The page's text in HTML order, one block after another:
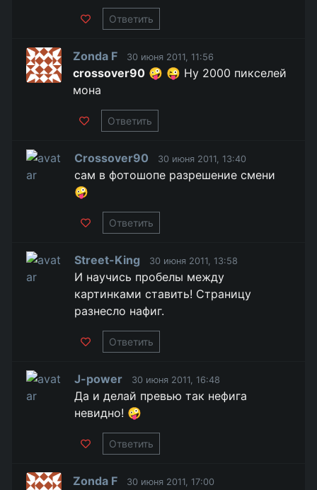
Ответить
Zonda F 30 июня 2011, 11:56
crossover90 🤪 😜 Ну 2000 пикселей
мона
Ответить
Crossover90 30 июня 2011, 13:40
сам в фотошопе разрешение смени
🤪
Ответить
Street-King 30 июня 2011, 13:58
И научись пробелы между
картинками ставить! Страницу
разнесло нафиг.
Ответить
J-power 30 июня 2011, 16:48
Да и делай превью так нефига
невидно! 🤪
Ответить
Zonda F 30 июня 2011, 17:00